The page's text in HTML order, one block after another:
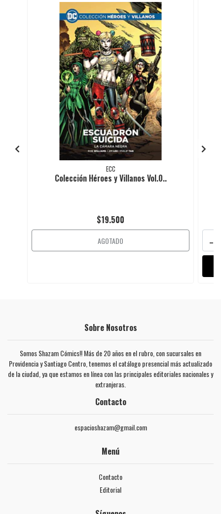
ECC
Colección Héroes y Villanos Vol.0..
$19.500
AGOTADO -
Sobre Nosotros
Somos Shazam Cómics!! Más de 20 años en el rubro, con sucursales en
Providencia y Santiago Centro, tenemos el catálogo presencial más actualizado
de la ciudad, ya que estamos en línea con las principales editoriales nacionales y
extranjeras.
Contacto
espacioshazam@gmail.com
Menú
Contacto
Editorial